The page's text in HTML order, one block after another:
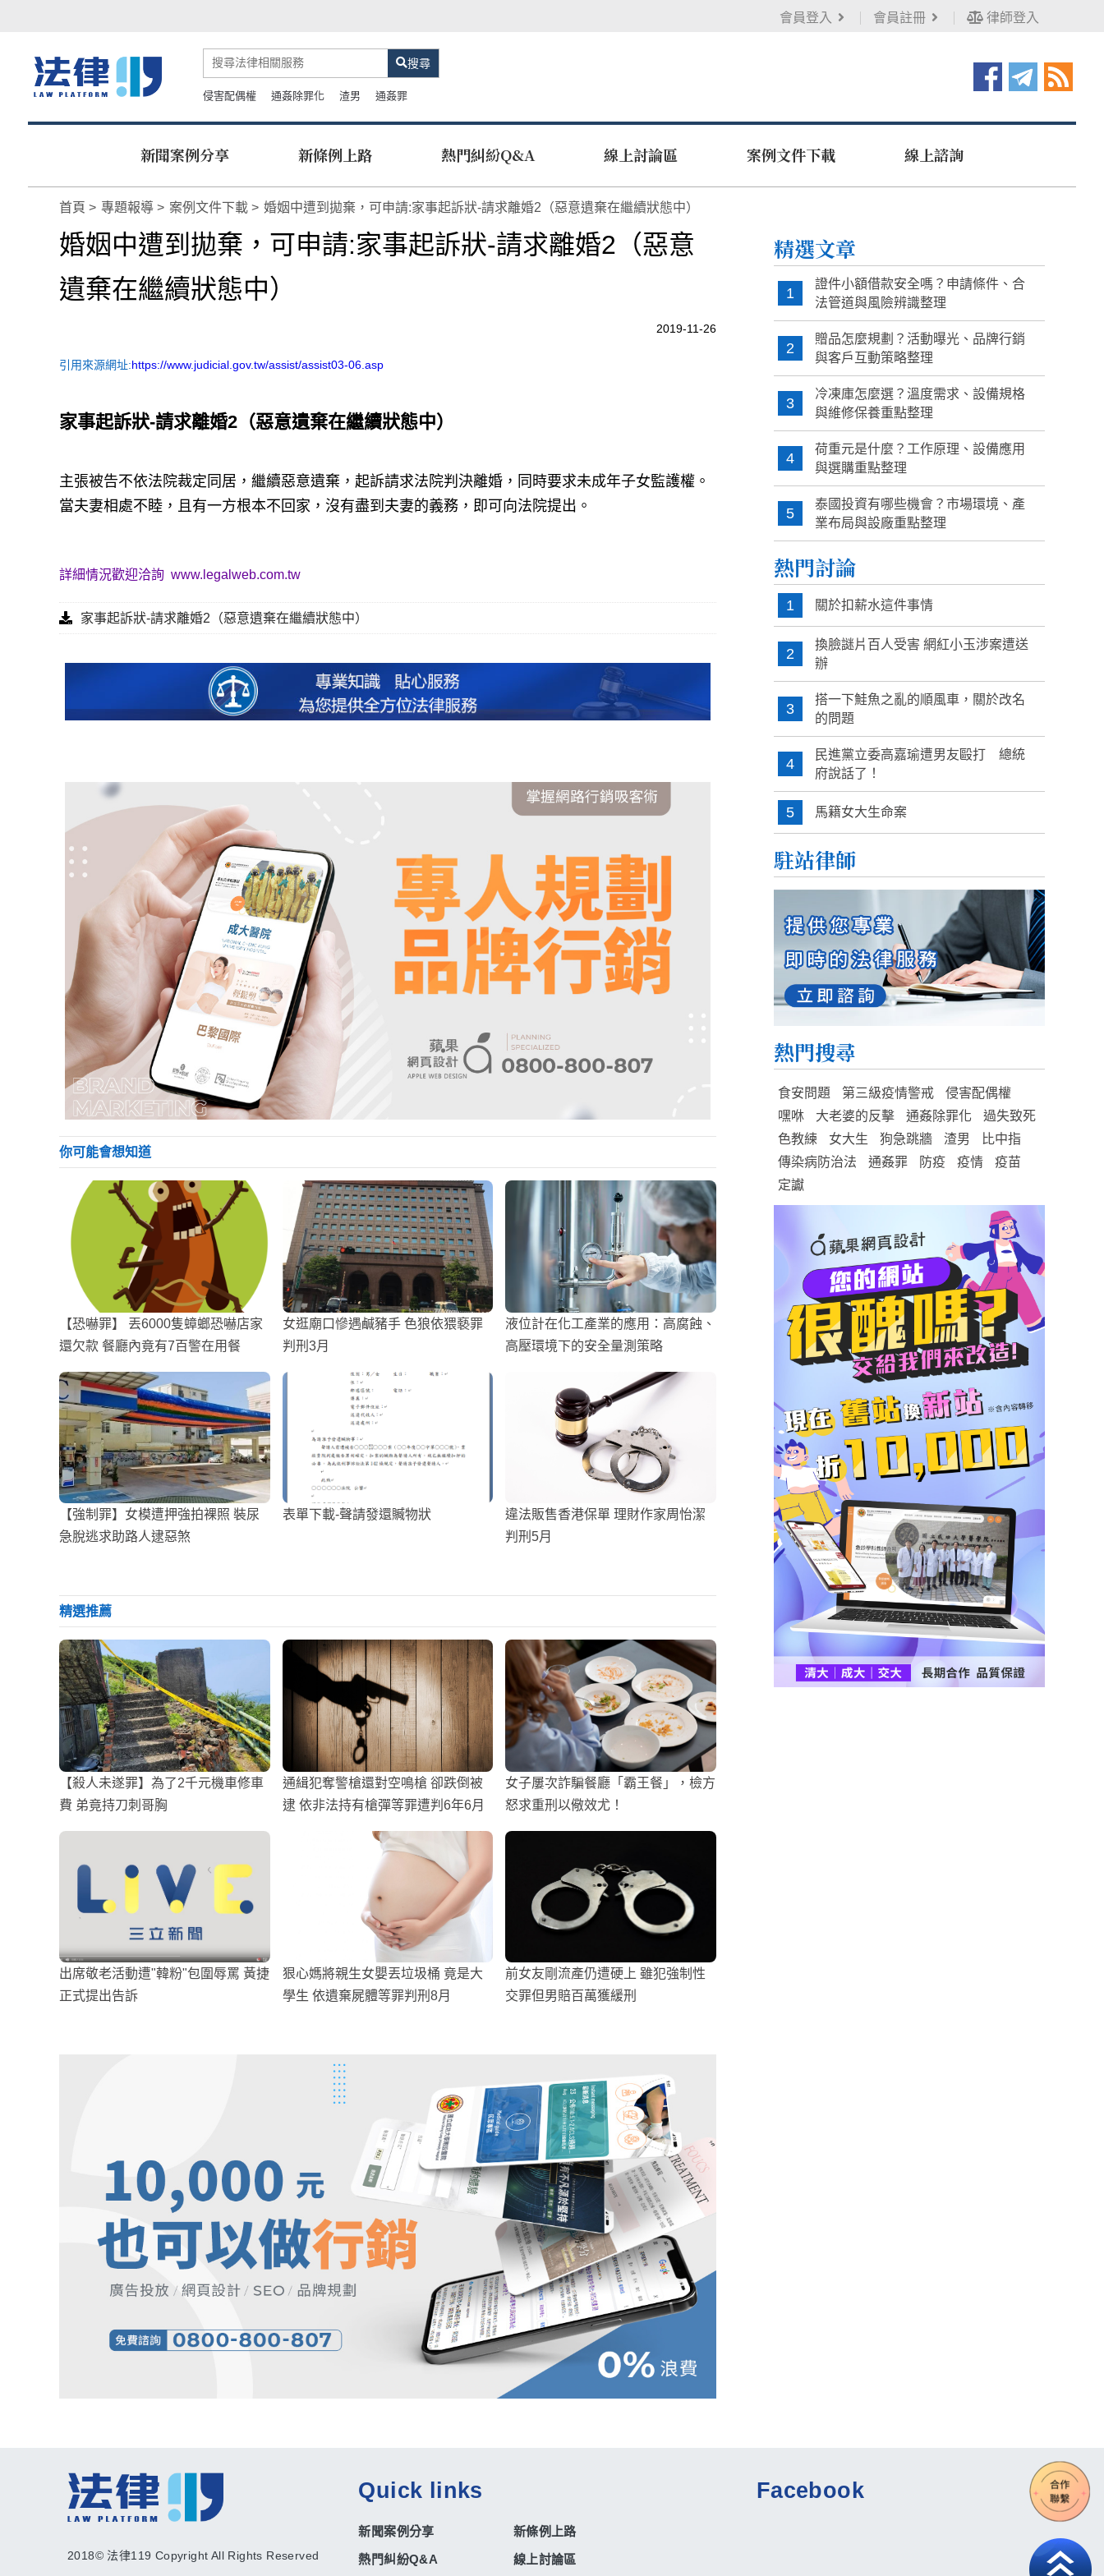
會員登入 會員註冊 律師登入
搜尋
侵害配偶權 通姦除罪化 渣男 通姦罪
新聞案例分享 新條例上路 熱門糾紛Q&A 線上討論區 案例文件下載 線上諮詢
首頁 專題報導 案例文件下載 婚姻中遭到拋棄，可申請:家事起訴狀-請求離婚2（惡意遺棄在繼續狀態中）
婚姻中遭到拋棄，可申請:家事起訴狀-請求離婚2（惡意
遺棄在繼續狀態中）
2019-11-26
引用來源網址:https://www.judicial.gov.tw/assist/assist03-06.asp
家事起訴狀-請求離婚2（惡意遺棄在繼續狀態中）
主張被告不依法院裁定同居，繼續惡意遺棄，起訴請求法院判決離婚，同時要求未成年子女監護權。
當夫妻相處不睦，且有一方根本不回家，沒有盡到夫妻的義務，即可向法院提出。
詳細情況歡迎洽詢 www.legalweb.com.tw
家事起訴狀-請求離婚2（惡意遺棄在繼續狀態中）
你可能會想知道
【恐嚇罪】 丟6000隻蟑螂恐嚇店家
還欠款 餐廳內竟有7百警在用餐
女逛廟口慘遇鹹豬手 色狼依猥褻罪
判刑3月
液位計在化工產業的應用：高腐蝕、
高壓環境下的安全量測策略
【強制罪】女模遭押強拍裸照 裝尿
急脫逃求助路人逮惡煞
表單下載-聲請發還贓物狀
違法販售香港保單 理財作家周怡潔
判刑5月
精選推薦
【殺人未遂罪】為了2千元機車修車
費 弟竟持刀刺哥胸
通緝犯奪警槍還對空鳴槍 卻跌倒被
逮 依非法持有槍彈等罪遭判6年6月
女子屢次詐騙餐廳「霸王餐」，檢方
怒求重刑以儆效尤！
出席敬老活動遭"韓粉"包圍辱罵 黃捷
正式提出告訴
狠心媽將親生女嬰丟垃圾桶 竟是大
學生 依遺棄屍體等罪判刑8月
前女友剛流產仍遭硬上 雖犯強制性
交罪但男賠百萬獲緩刑
精選文章
1
證件小額借款安全嗎？申請條件、合
法管道與風險辨識整理
2
贈品怎麼規劃？活動曝光、品牌行銷
與客戶互動策略整理
3
冷凍庫怎麼選？溫度需求、設備規格
與維修保養重點整理
4
荷重元是什麼？工作原理、設備應用
與選購重點整理
5
泰國投資有哪些機會？市場環境、產
業布局與設廠重點整理
熱門討論
1 關於扣薪水這件事情
2
換臉謎片百人受害 網紅小玉涉案遭送
辦
3
搭一下鮭魚之亂的順風車，關於改名
的問題
4
民進黨立委高嘉瑜遭男友毆打 總統
府說話了！
5 馬籍女大生命案
駐站律師
熱門搜尋
食安問題 第三級疫情警戒
侵害配偶權
嘿咻
大老婆的反擊 通姦除罪化
過失致死
色教練
女大生 狗急跳牆 渣男
比中指
傳染病防治法
通姦罪 防疫 疫情
疫苗
定讞
2018© 法律119 Copyright All Rights Reserved
Quick links
新聞案例分享
新條例上路
熱門糾紛Q&A
線上討論區
Facebook